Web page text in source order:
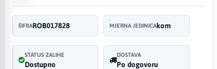
ŠIFRAROB017828 MJERNA JEDINICAkom
STATUS ZALIHE
Dostupno
DOSTAVA
Po dogovoru